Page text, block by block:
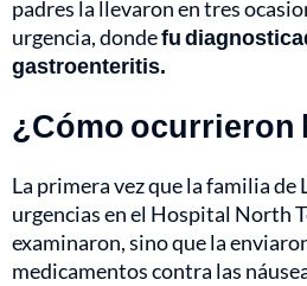
padres la llevaron en tres
urgencia, dondefu
gastroenteritis.
¿Cómo ocurrieron
La primera vez que la familia de
urgencias en el Hospital North
examinaron, sino que la
medicamentos contra las